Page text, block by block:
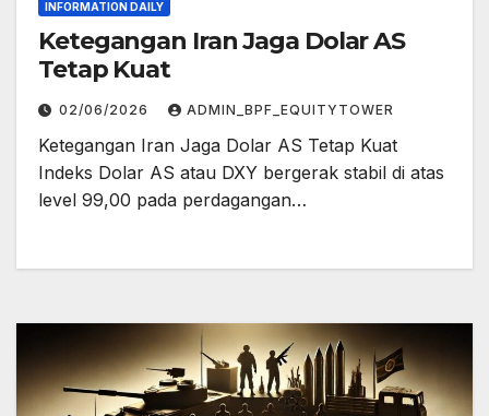
INFORMATION DAILY
Ketegangan Iran Jaga Dolar AS
Tetap Kuat
02/06/2026 ADMIN_BPF_EQUITYTOWER
Ketegangan Iran Jaga Dolar AS Tetap Kuat
Indeks Dolar AS atau DXY bergerak stabil di atas
level 99,00 pada perdagangan…